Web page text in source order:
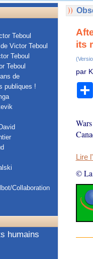
Teboul
Victor Teboul
Teboul
Teboul
de
publiques !
Collaboration
humains
its
par
Lire
© La